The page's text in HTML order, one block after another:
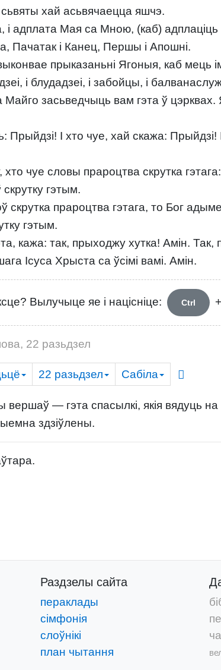
сьвяты хай асьвячаецца яшчэ.
і адплата Мая са Мною, (каб)
Пачатак і Канец, Першы і Апошні.
прыказаньні Ягоныя, каб мець
і блудадзеі, і забойцы, і
Майго засьведчыць вам гэта ў
Прыйдзі! І хто чуе, хай скажа:
чуе словы прароцтва скрутка
скрутку гэтым.
скрутка прароцтва гэтага, то Бог
гэтым.
кажа: так, прыходжу хутка! Амін. Так,
Ісуса Хрыста са ўсімі вамі. Амін.
Вылучыце яе і націсніце: Ctrl +
22 разьдзел
22 разьдзел Сабіла
вершаў — гэта спасылкі, якія вядуць
здзіўлены.
Раздзелы сайта
пераклады
сімфонія
слоўнікі
план чытання